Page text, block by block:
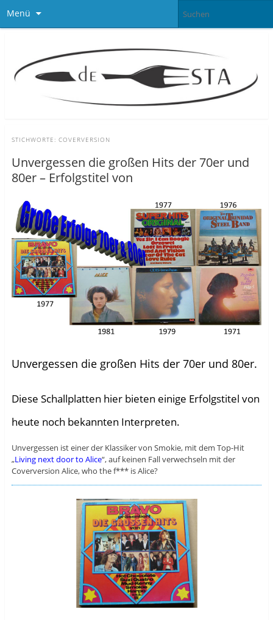
Menü
STICHWORTE: COVERVERSION
Unvergessen die großen Hits der 70er und
80er – Erfolgstitel von
Unvergessen die großen Hits der 70er und 80er.
Diese Schallplatten hier bieten einige Erfolgstitel von
heute noch bekannten Interpreten.
Unvergessen ist einer der Klassiker von Smokie, mit dem Top-Hit
„Living next door to Alice“, auf keinen Fall verwechseln mit der
Coverversion Alice, who the f*** is Alice?